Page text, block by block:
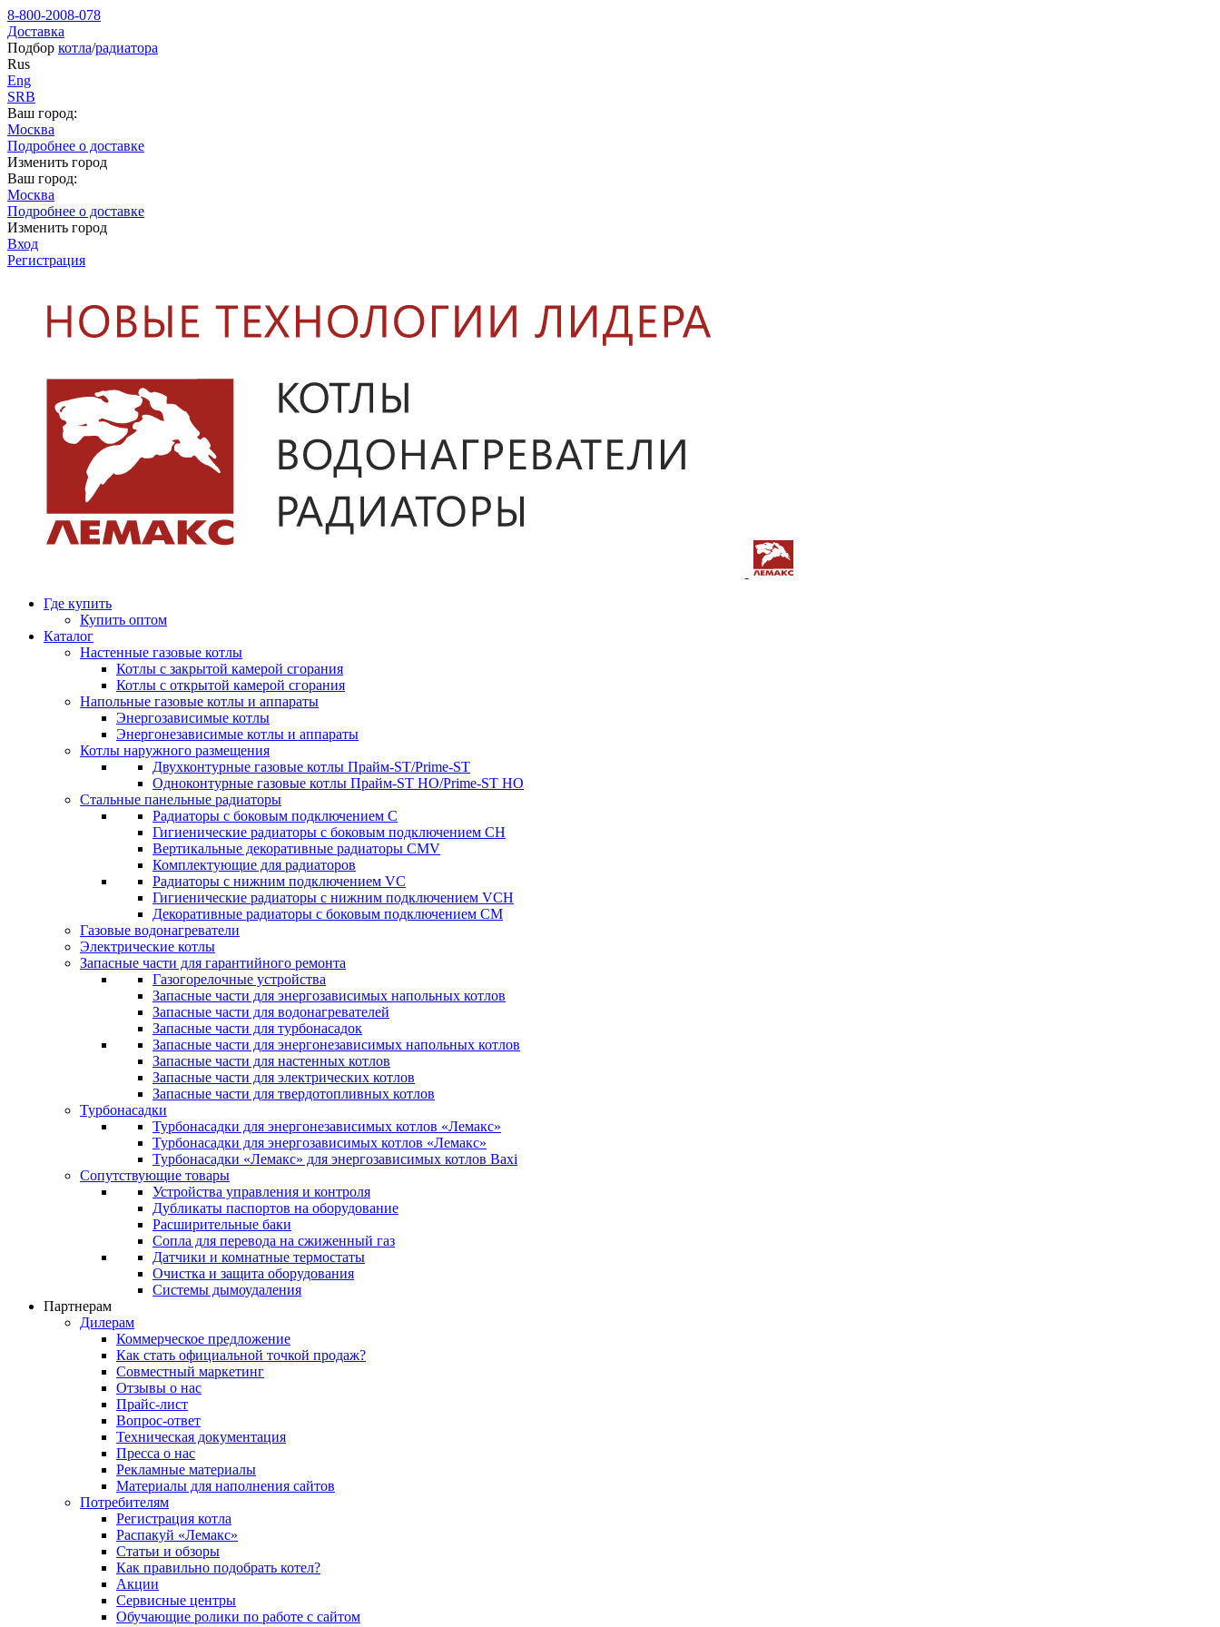
8-800-2008-078
Доставка
Подбор котла/радиатора
Rus
Eng
SRB
Ваш город:
Москва
Подробнее о доставке
Изменить город
Ваш город:
Москва
Подробнее о доставке
Изменить город
Вход
Регистрация
Где купить
Купить оптом
Каталог
Настенные газовые котлы
Котлы с закрытой камерой сгорания
Котлы с открытой камерой сгорания
Напольные газовые котлы и аппараты
Энергозависимые котлы
Энергонезависимые котлы и аппараты
Котлы наружного размещения
Двухконтурные газовые котлы Прайм-ST/Prime-ST
Одноконтурные газовые котлы Прайм-ST HO/Prime-ST HO
Стальные панельные радиаторы
Радиаторы c боковым подключением C
Гигиенические радиаторы c боковым подключением CH
Вертикальные декоративные радиаторы CMV
Комплектующие для радиаторов
Радиаторы c нижним подключением VC
Гигиенические радиаторы c нижним подключением VCH
Декоративные радиаторы с боковым подключением CM
Газовые водонагреватели
Электрические котлы
Запасные части для гарантийного ремонта
Газогорелочные устройства
Запасные части для энергозависимых напольных котлов
Запасные части для водонагревателей
Запасные части для турбонасадок
Запасные части для энергонезависимых напольных котлов
Запасные части для настенных котлов
Запасные части для электрических котлов
Запасные части для твердотопливных котлов
Турбонасадки
Турбонасадки для энергонезависимых котлов «Лемакс»
Турбонасадки для энергозависимых котлов «Лемакс»
Турбонасадки «Лемакс» для энергозависимых котлов Baxi
Сопутствующие товары
Устройства управления и контроля
Дубликаты паспортов на оборудование
Расширительные баки
Сопла для перевода на сжиженный газ
Датчики и комнатные термостаты
Очистка и защита оборудования
Системы дымоудаления
Партнерам
Дилерам
Коммерческое предложение
Как стать официальной точкой продаж?
Совместный маркетинг
Отзывы о нас
Прайс-лист
Вопрос-ответ
Техническая документация
Пресса о нас
Рекламные материалы
Материалы для наполнения сайтов
Потребителям
Регистрация котла
Распакуй «Лемакс»
Статьи и обзоры
Как правильно подобрать котел?
Акции
Сервисные центры
Обучающие ролики по работе с сайтом